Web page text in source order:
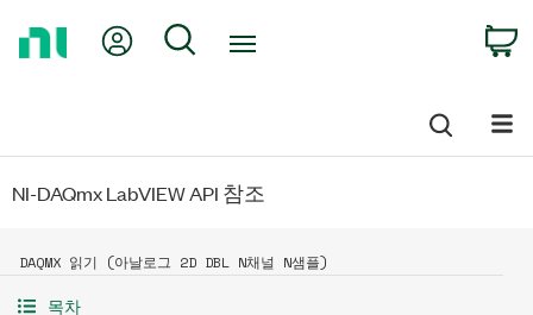
My Account
Search
NI-DAQmx LabVIEW API 참조
DAQMX 읽기 (아날로그 2D DBL N채널 N샘플)
목차